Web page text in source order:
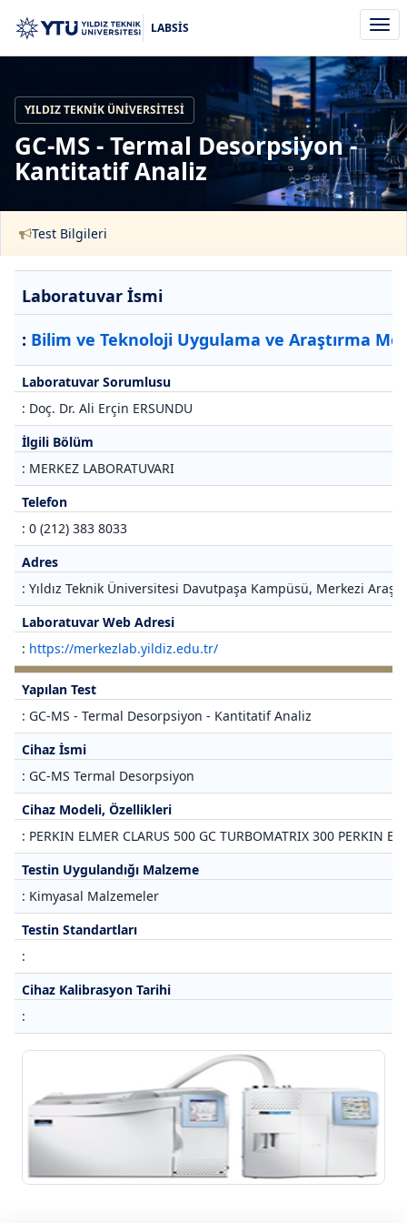
aç/
LABSİS
YILDIZ TEKNIK ÜNIVERSITESI
GC-MS - Termal Desorpsiyon -
Kantitatif Analiz
Test Bilgileri
Laboratuvar İsmi
: Bilim ve Teknoloji Uygulama ve Araştırma
Laboratuvar Sorumlusu
: Doç. Dr. Ali Erçin ERSUNDU
İlgili Bölüm
: MERKEZ LABORATUVARI
Telefon
: 0 (212) 383 8033
Adres
: Yıldız Teknik Üniversitesi Davutpaşa Kampüsü, Merkezi
Laboratuvar Web Adresi
: https://merkezlab.yildiz.edu.tr/
Yapılan Test
: GC-MS - Termal Desorpsiyon - Kantitatif Analiz
Cihaz İsmi
: GC-MS Termal Desorpsiyon
Cihaz Modeli, Özellikleri
: PERKIN ELMER CLARUS 500 GC TURBOMATRIX 300 PERKIN
Testin Uygulandığı Malzeme
: Kimyasal Malzemeler
Testin Standartları
:
Cihaz Kalibrasyon Tarihi
: